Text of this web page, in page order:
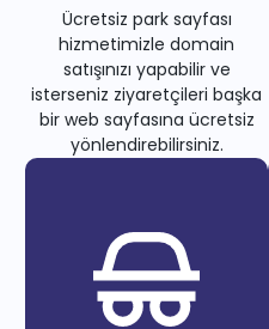
Ücretsiz park sayfası
hizmetimizle domain
satışınızı yapabilir ve
isterseniz ziyaretçileri başka
bir web sayfasına ücretsiz
yönlendirebilirsiniz.